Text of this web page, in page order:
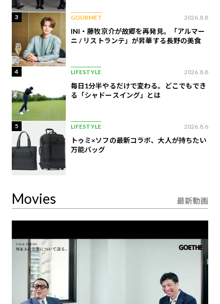
3 GOURMET 2026.8.8
INI・藤牧京介が故郷を再発見。「アルマー
ニ / リストランテ」が昇華する長野の美食
4 LIFESTYLE 2026.8.8
毎日1分半やるだけで変わる。どこでもでき
る「シャドースイング」とは
5 LIFESTYLE 2026.8.6
トゥミ×ソフの最新コラボ、大人が持ちたい
万能バッグ
Movies 最新動画